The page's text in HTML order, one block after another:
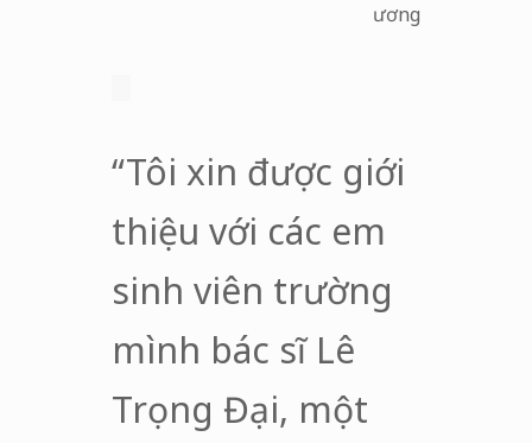
ương
“Tôi xin được giới
thiệu với các em
sinh viên trường
mình bác sĩ Lê
Trọng Đại, một